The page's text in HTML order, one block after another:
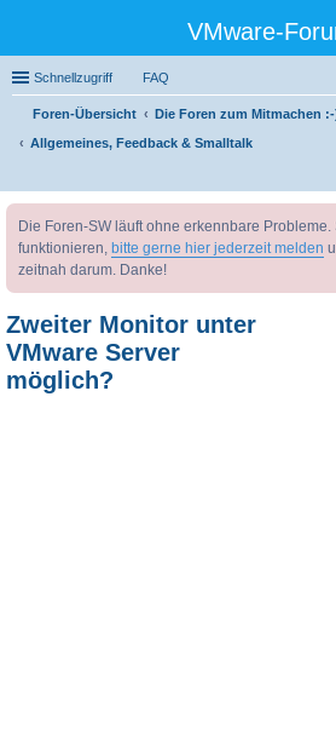
VMware-
Schnellzugriff FAQ
Foren-Übersicht
Die Foren zum Mitmachen :-
Allgemeines, Feedback & Smalltalk
Die Foren-SW läuft ohne erkennbare
funktionieren, bitte gerne hier jederzeit melden
zeitnah darum. Danke!
Zweiter Monitor unter
VMware Server
möglich?